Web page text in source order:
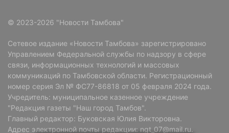
© 2023-2026 "Новости Тамбова"
Сетевое издание «Новости Тамбова» зарегистрировано
Управлением Федеральной службы по надзору в сфере
связи, информационных технологий и массовых
коммуникаций по Тамбовской области. Регистрационный
номер серия Эл № ФС77-86818 от 05 февраля 2024 года.
Учредитель: муниципальное казенное учреждение
"Редакция газеты "Наш город Тамбов".
Главный редактор: Буковская Юлия Викторовна.
Адрес электронной почты редакции: ngt_07@mail.ru.